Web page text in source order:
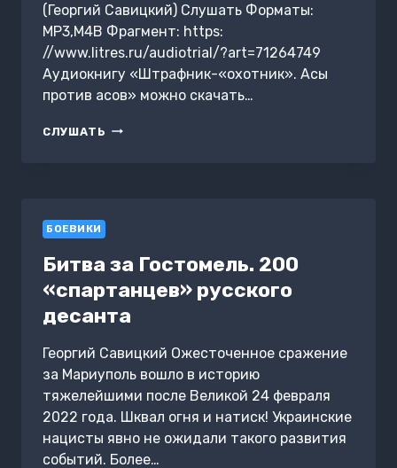
(Георгий Савицкий) Слушать Форматы:
MP3,M4B Фрагмент: https:
//www.litres.ru/audiotrial/?art=71264749
Аудиокнигу «Штрафник-«охотник». Асы
против асов» можно скачать…
СЛУШАТЬ ШТРАФНИК-«ОХОТНИК».
БОЕВИКИ
Битва за Гостомель. 200
«спартанцев» русского
десанта
Георгий Савицкий Ожесточенное сражение
за Мариуполь вошло в историю
тяжелейшими после Великой 24 февраля
2022 года. Шквал огня и натиск! Украинские
нацисты явно не ожидали такого развития
событий. Более…